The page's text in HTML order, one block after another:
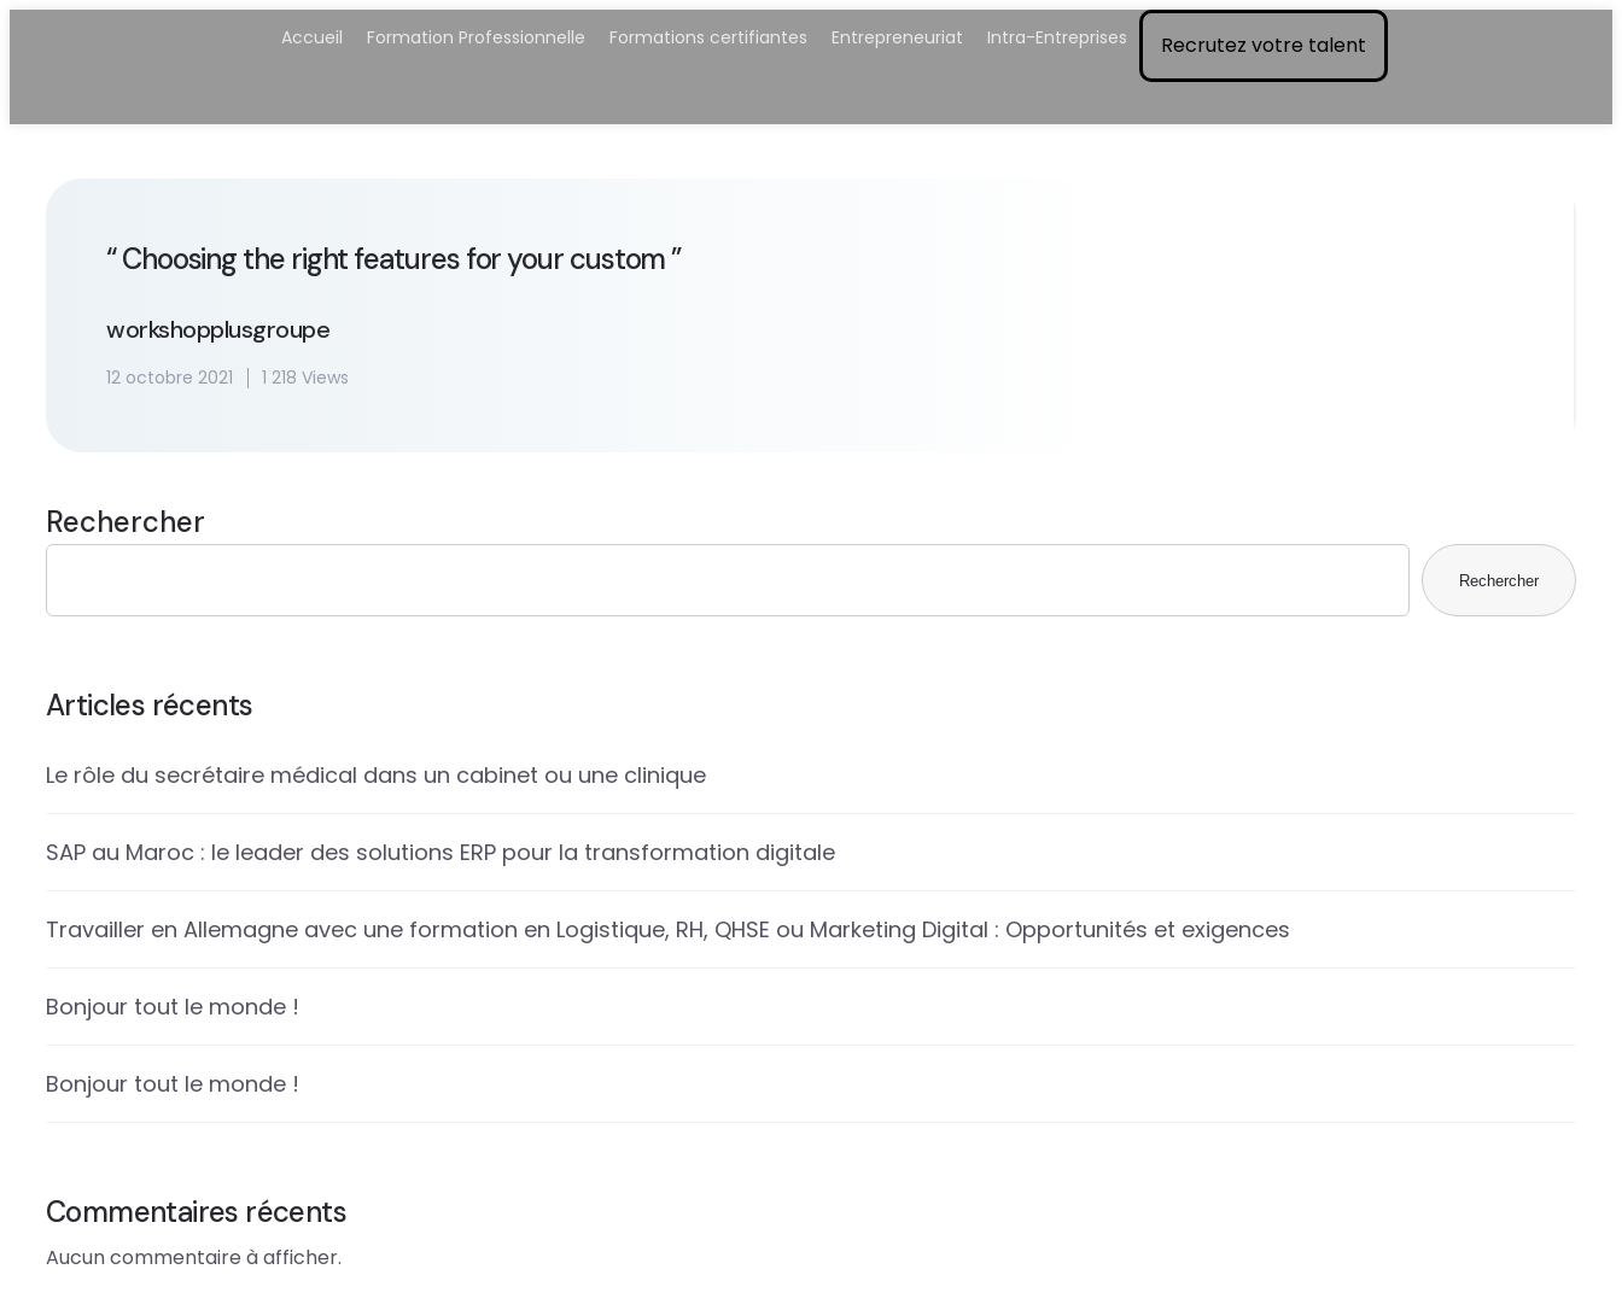
Accueil Formation Professionnelle Formations certifiantes Entrepreneuriat Intra-Entreprises Recrutez votre talent
“ Choosing the right features for your custom ”
workshopplusgroupe
12 octobre 2021 1 218 Views
Rechercher
Rechercher
Articles récents
Le rôle du secrétaire médical dans un cabinet ou une clinique
SAP au Maroc : le leader des solutions ERP pour la transformation digitale
Travailler en Allemagne avec une formation en Logistique, RH, QHSE ou Marketing Digital : Opportunités et exigences
Bonjour tout le monde !
Bonjour tout le monde !
Commentaires récents
Aucun commentaire à afficher.